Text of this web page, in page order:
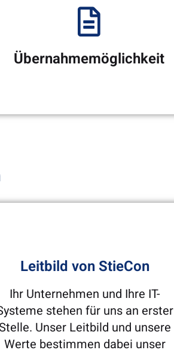
Übernahmemöglichkeit
der Ausbildung hast du
Anstellungsverhältnis
Leitbild von StieCon
Ihr Unternehmen und Ihre IT-
stehen für uns an erster
Unser Leitbild und unsere
Werte bestimmen dabei unser